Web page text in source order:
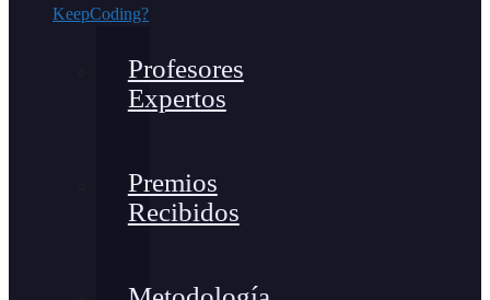
KeepCoding?
Profesores
Expertos
Premios
Recibidos